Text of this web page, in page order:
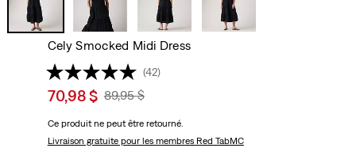
Cely Smocked Midi Dress
(42)
Sale
is
70,98 $ Original
Was
89,95 $
Ce produit ne peut être retourné.
Livraison gratuitepour les membres Red TabMC